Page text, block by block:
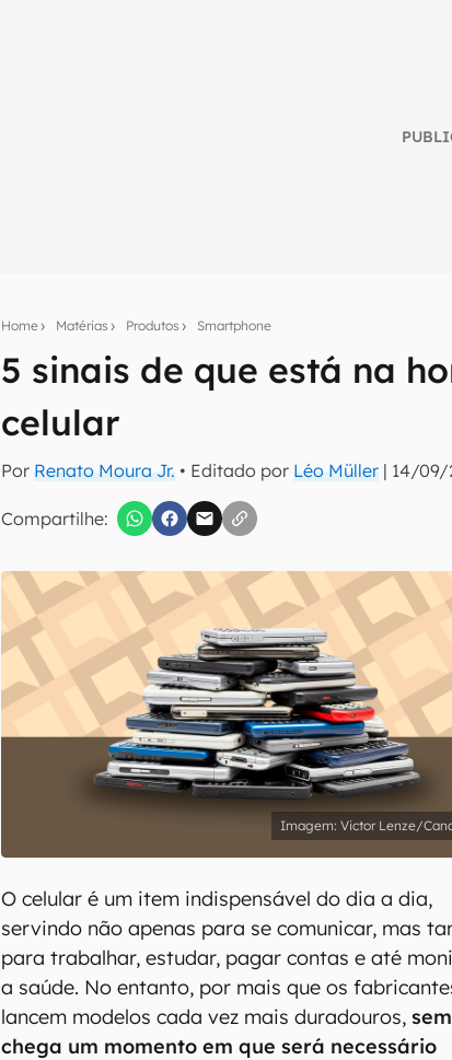
Home Matérias Produtos Smartphone
5 sinais de que está na
celular
Por Renato Moura Jr. • Editado por Léo Müller | 14/09/
Compartilhe:
Seu resumo inteligente do mundo tech!
Assine a newsletter do Canaltech e receba
Confirmo que li, aceito e concordo com os Termos de
Victor Lenze/
O celular é um item indispensável do dia a dia,
servindo não apenas para se comunicar, mas
para trabalhar, estudar, pagar contas e até
a saúde. No entanto, por mais que os
lancem modelos cada vez mais duradouros,
chega um momento em que será necessário